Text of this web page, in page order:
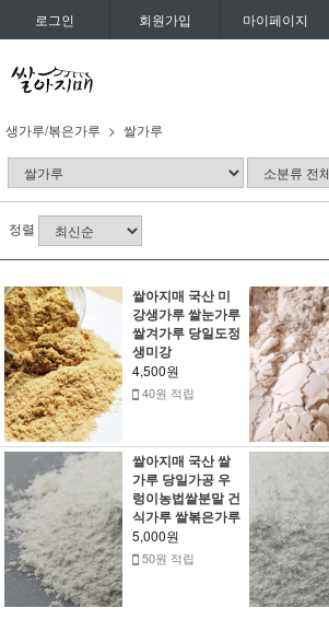
로그인 회원가입 마이페이지
생가루/볶은가루 쌀가루
정렬
쌀아지매 국산 미
강생가루 쌀눈가루
쌀겨가루 당일도정
생미강
4,500원
40원 적립
쌀아지매 국산 쌀
가루 당일가공 우
렁이농법쌀분말 건
식가루 쌀볶은가루
5,000원
50원 적립